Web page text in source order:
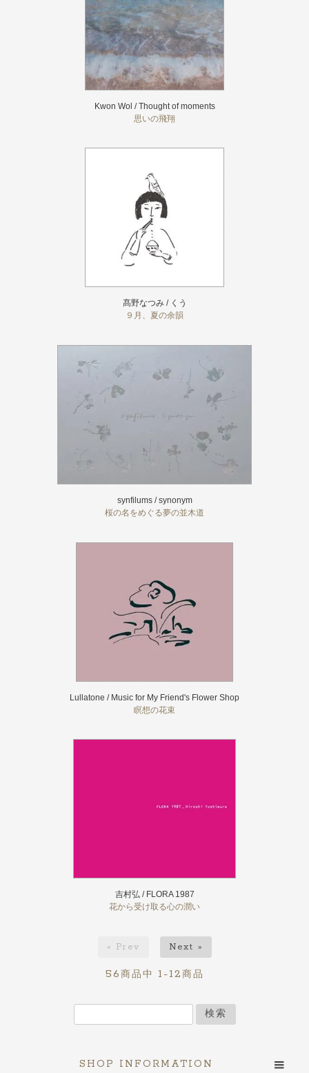
Kwon Wol / Thought of moments
思いの飛翔
髙野なつみ / くう
９月、夏の余韻
synfilums / synonym
桜の名をめぐる夢の並木道
Lullatone / Music for My Friend's Flower Shop
瞑想の花束
吉村弘 / FLORA 1987
花から受け取る心の潤い
« Prev Next »
56 商品中 1-12 商品
検索
SHOP INFORMATION